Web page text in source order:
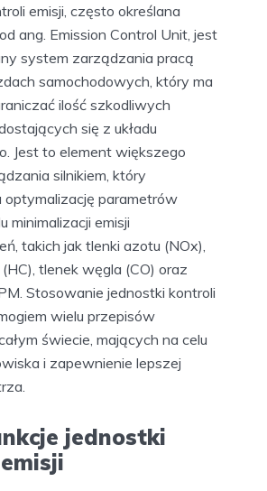
emisji, często określana
ang. Emission Control Unit, jest
system zarządzania pracą
samochodowych, który ma
ilość szkodliwych
się z układu
Jest to element większego
silnikiem, który
optymalizację parametrów
minimalizacji emisji
takich jak tlenki azotu (NOx),
tlenek węgla (CO) oraz
Stosowanie jednostki kontroli
wielu przepisów
świecie, mających na celu
i zapewnienie lepszej
jednostki